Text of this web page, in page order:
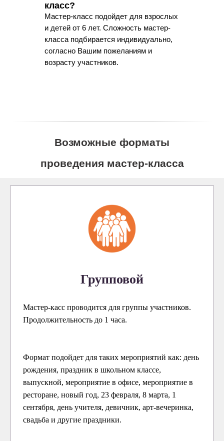
класс?
Мастер-класс подойдет для взрослых
и детей от 6 лет. Сложность мастер-
класса подбирается индивидуально,
согласно Вашим пожеланиям и
возрасту участников.
Возможные форматы
проведения мастер-класса
Групповой
Мастер-касс проводится для группы участников.
Продолжительность до 1 часа.
Формат подойдет для таких мероприятий как: день
рождения, праздник в школьном классе,
выпускной, мероприятие в офисе, мероприятие в
ресторане, новый год, 23 февраля, 8 марта, 1
сентября, день учителя, девичник, арт-вечеринка,
свадьба и другие праздники.